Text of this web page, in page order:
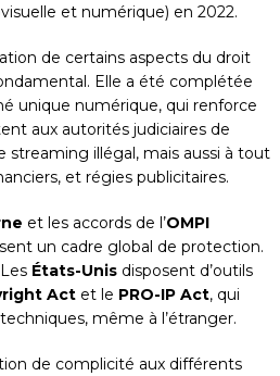
et numérique) en 2022.
de certains aspects du droit
Elle a été complétée
unique numérique, qui renforce
aux autorités judiciaires de
streaming illégal, mais aussi à tout
et régies publicitaires.
et les accords de l’OMPI
un cadre global de protection.
États-Unis disposent d’outils
Act et le PRO-IP Act, qui
même à l’étranger.
de complicité aux différents